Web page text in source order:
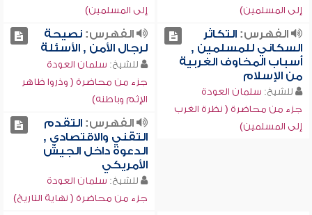
إلى المسلمين)
إلى المسلمين)
الفهرس:التكاثر
السكاني للمسلمين ,
أسباب المخاوف الغربية
من الإسلام
للشيخ: سلمان العودة
جزء من محاضرة ( نظرة الغرب
إلى المسلمين)
الفهرس:نصيحة
لرجال الأمن , الأسئلة
للشيخ: سلمان العودة
جزء من محاضرة ( وذروا ظاهر
الإثم وباطنه)
الفهرس:التقدم
التقني والاقتصادي ,
الدعوة داخل الجيش
الأمريكي
للشيخ: سلمان العودة
جزء من محاضرة ( نهاية التاريخ)